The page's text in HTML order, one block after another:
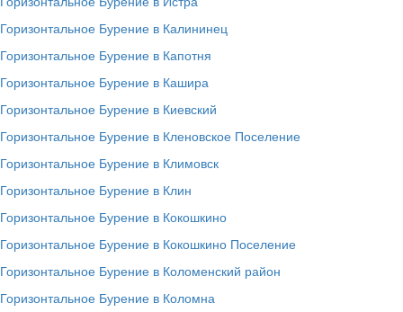
Горизонтальное Бурение в Калининец
Горизонтальное Бурение в Капотня
Горизонтальное Бурение в Кашира
Горизонтальное Бурение в Киевский
Горизонтальное Бурение в Кленовское Поселение
Горизонтальное Бурение в Климовск
Горизонтальное Бурение в Клин
Горизонтальное Бурение в Кокошкино
Горизонтальное Бурение в Кокошкино Поселение
Горизонтальное Бурение в Коломенский район
Горизонтальное Бурение в Коломна